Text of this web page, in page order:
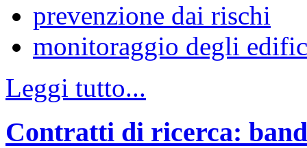
prevenzione dai rischi
monitoraggio degli
Leggi tutto...
Contratti di ricerca: